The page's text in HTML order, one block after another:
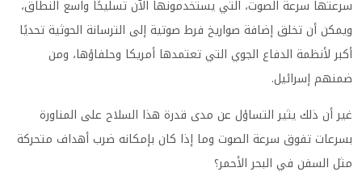
سرعتها سرعة الصوت، التي يستخدمونها الآن تسليحًا واسع النطاق،
ويمكن أن تخلق إضافة صواريخ فرط صوتية إلى الترسانة الحوثية تحديًا
أكبر لأنظمة الدفاع الجوي التي تعتمدها أمريكا وحلفاؤها، ومن
ضمنهم إسرائيل.
غير أن ذلك يثير التساؤل عن مدى قدرة هذا السلاح على المناورة
بسرعات تفوق سرعة الصوت وما إذا كان بإمكانه ضرب أهداف متحركة
مثل السفن في البحر الأحمر؟